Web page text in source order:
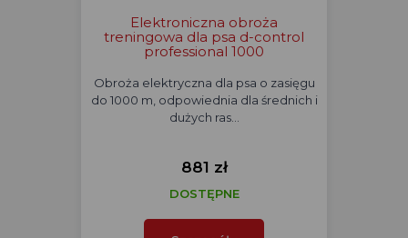
Elektroniczna obroża
treningowa dla psa d-control
professional 1000
Obroża elektryczna dla psa o zasięgu
do 1000 m, odpowiednia dla średnich i
dużych ras…
881 zł
DOSTĘPNE